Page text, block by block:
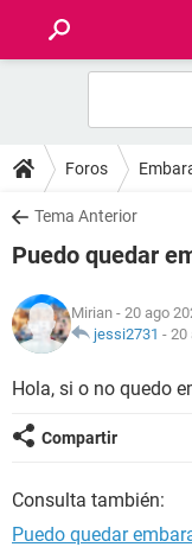
FOROS
SALUD
NUTRICIÓN
BIENESTAR
SEXUALIDAD
Foros
Tema Anterior
Puedo quedar
Mirian - 20 ago
jessi2731 - 20
Hola, si o no quedo
Compartir
Consulta también:
Puedo quedar